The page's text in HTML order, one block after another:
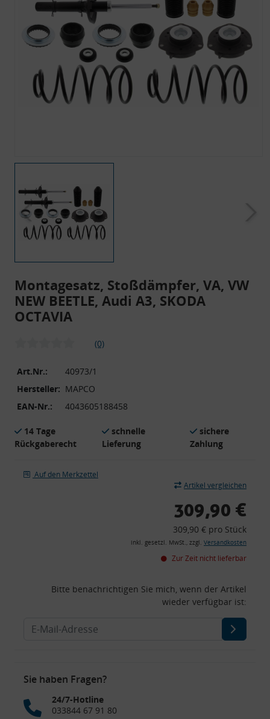
Montagesatz, Stoßdämpfer, VA, VW
NEW BEETLE, Audi A3, SKODA
OCTAVIA
(0)
Art.Nr.:
40973/1
Hersteller: MAPCO
EAN-Nr.:
4043605188458
14 Tage
Rückgaberecht
schnelle
Lieferung
sichere
Zahlung
Auf den Merkzettel
Artikel vergleichen
309,90 €
309,90 € pro Stück
inkl. gesetzl. MwSt., zzgl. Versandkosten
Zur Zeit nicht lieferbar
Bitte benachrichtigen Sie mich, wenn der Artikel
wieder verfügbar ist:
Sie haben Fragen?
24/7-Hotline
033844 67 91 80